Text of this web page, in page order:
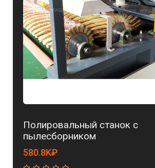
Полировальный станок с
пылесборником
580.8K₽